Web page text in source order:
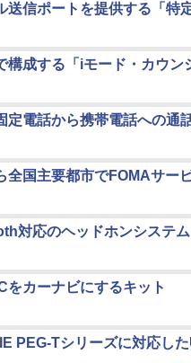
送信ポートを提供する「特
構成する「iモード・カウン
定電話から携帯電話への通
全国主要都市でFOMAサー
対応のヘッドホンシステム
カーナビにするキット
PEG-Tシリーズに対応し